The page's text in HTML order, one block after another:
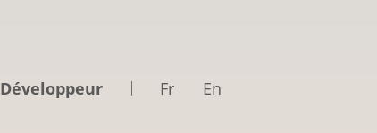
Développeur Fr En